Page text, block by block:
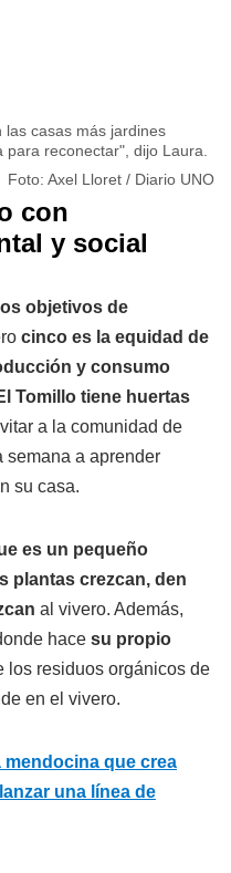
casas más jardines
reconectar", dijo Laura.
Foto: Axel Lloret / Diario UNO
con
y social
objetivos de
cinco es la equidad de
y consumo
Tomillo tiene huertas
a la comunidad de
semana a aprender
su casa.
es un pequeño
plantas crezcan, den
al vivero. Además,
hace su propio
los residuos orgánicos de
en el vivero.
mendocina que crea
una línea de